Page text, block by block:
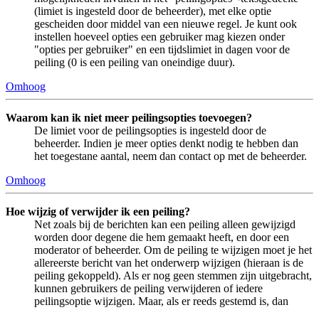
(limiet is ingesteld door de beheerder), met elke optie
gescheiden door middel van een nieuwe regel. Je kunt ook
instellen hoeveel opties een gebruiker mag kiezen onder
"opties per gebruiker" en een tijdslimiet in dagen voor de
peiling (0 is een peiling van oneindige duur).
Omhoog
Waarom kan ik niet meer peilingsopties toevoegen?
De limiet voor de peilingsopties is ingesteld door de
beheerder. Indien je meer opties denkt nodig te hebben dan
het toegestane aantal, neem dan contact op met de beheerder.
Omhoog
Hoe wijzig of verwijder ik een peiling?
Net zoals bij de berichten kan een peiling alleen gewijzigd
worden door degene die hem gemaakt heeft, en door een
moderator of beheerder. Om de peiling te wijzigen moet je het
allereerste bericht van het onderwerp wijzigen (hieraan is de
peiling gekoppeld). Als er nog geen stemmen zijn uitgebracht,
kunnen gebruikers de peiling verwijderen of iedere
peilingsoptie wijzigen. Maar, als er reeds gestemd is, dan